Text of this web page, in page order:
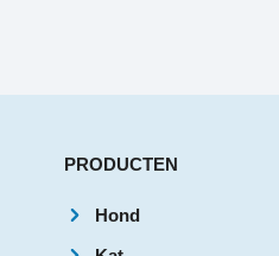
PRODUCTEN
Hond